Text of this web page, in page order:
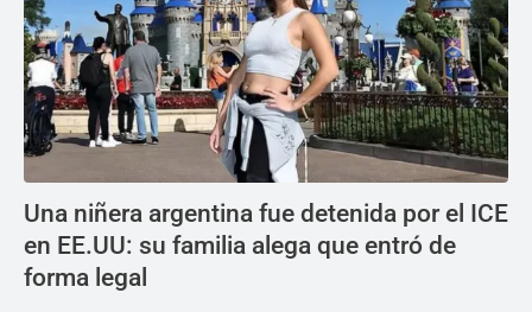
Una niñera argentina fue detenida por el ICE
en EE.UU: su familia alega que entró de
forma legal